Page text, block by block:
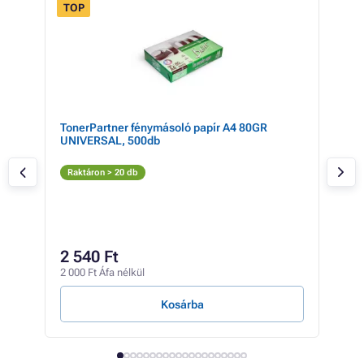
TOP
TonerPartner fénymásoló papír A4 80GR
UNIVERSAL, 500db
Raktáron > 20 db
2 540 Ft
2 000 Ft Áfa nélkül
Kosárba